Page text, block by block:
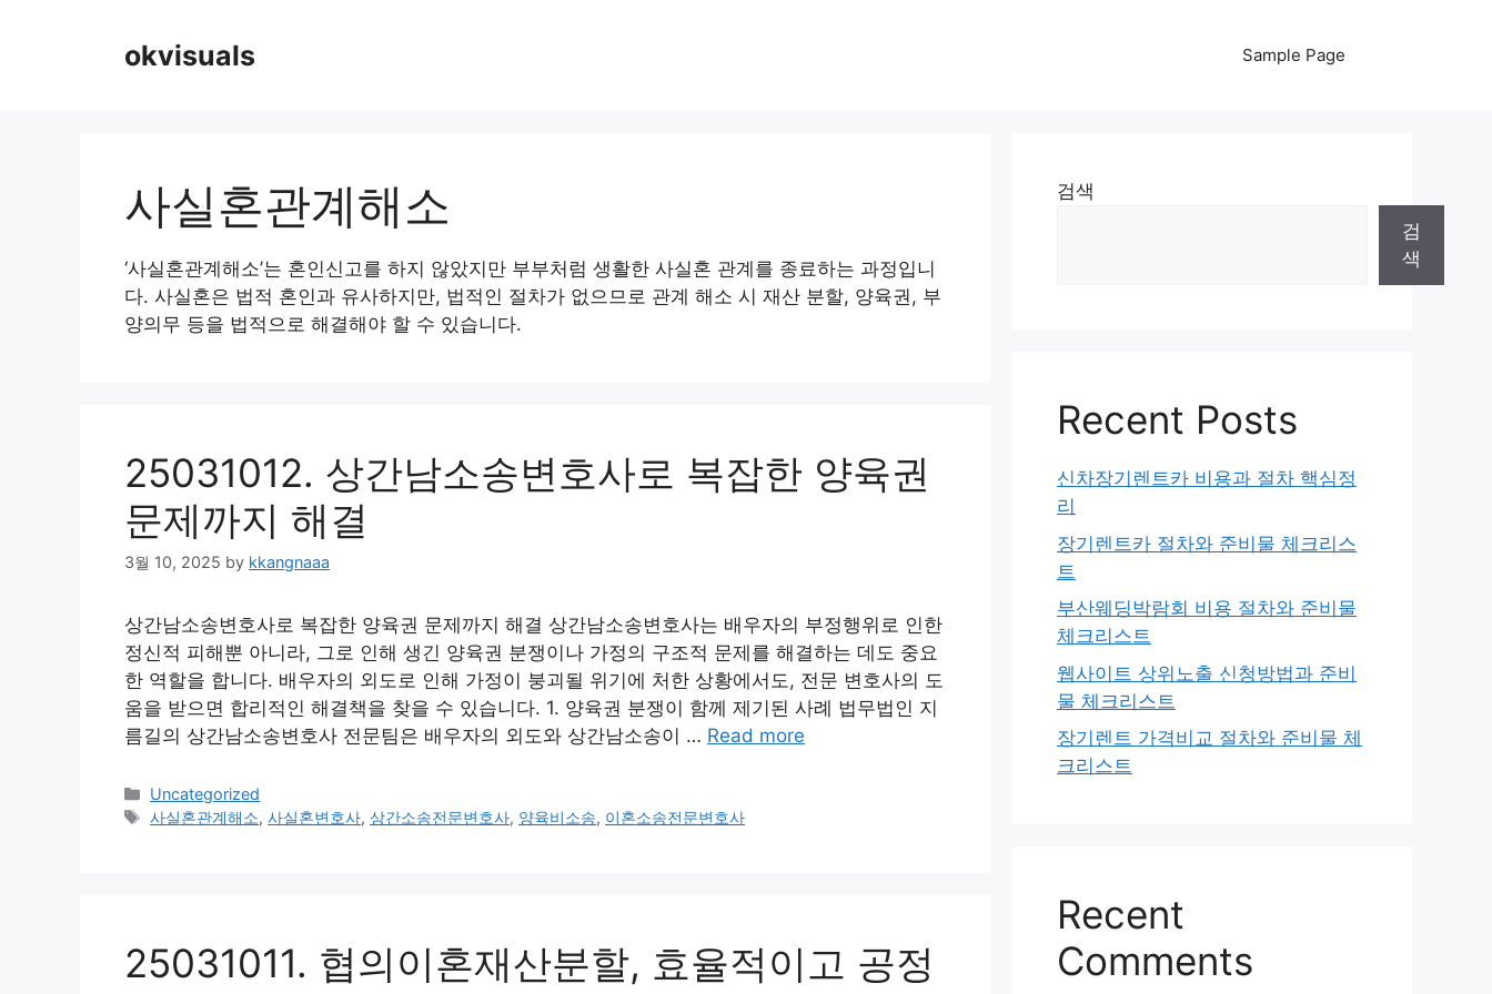
okvisuals Sample Page
사실혼관계해소
‘사실혼관계해소’는 혼인신고를 하지 않았지만 부부처럼 생활한 사실혼 관계를 종료하는 과정입니
다. 사실혼은 법적 혼인과 유사하지만, 법적인 절차가 없으므로 관계 해소 시 재산 분할, 양육권, 부
양의무 등을 법적으로 해결해야 할 수 있습니다.
25031012. 상간남소송변호사로 복잡한 양육권
문제까지 해결
3월 10, 2025 by kkangnaaa
상간남소송변호사로 복잡한 양육권 문제까지 해결 상간남소송변호사는 배우자의 부정행위로 인한
정신적 피해뿐 아니라, 그로 인해 생긴 양육권 분쟁이나 가정의 구조적 문제를 해결하는 데도 중요
한 역할을 합니다. 배우자의 외도로 인해 가정이 붕괴될 위기에 처한 상황에서도, 전문 변호사의 도
움을 받으면 합리적인 해결책을 찾을 수 있습니다. 1. 양육권 분쟁이 함께 제기된 사례 법무법인 지
름길의 상간남소송변호사 전문팀은 배우자의 외도와 상간남소송이 … Read more
Categories
Uncategorized
Tags
사실혼관계해소,사실혼변호사,상간소송전문변호사, 양육비소송, 이혼소송전문변호사
25031011. 협의이혼재산분할, 효율적이고 공정
검색
검
색
Recent Posts
신차장기렌트카 비용과 절차 핵심정
리
장기렌트카 절차와 준비물 체크리스
트
부산웨딩박람회 비용 절차와 준비물
체크리스트
웹사이트 상위노출 신청방법과 준비
물 체크리스트
장기렌트 가격비교 절차와 준비물 체
크리스트
Recent
Comments